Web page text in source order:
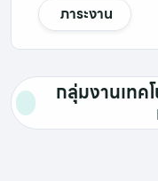
ภาระงาน
กลุ่มงานเทค